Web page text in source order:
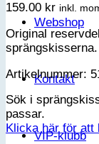
Webshop
Kontakt
VIP-klubb
159.00 kr inkl.
Original
sprängskisserna.
Artikelnummer:
Sök i
passar.
Klicka här för att